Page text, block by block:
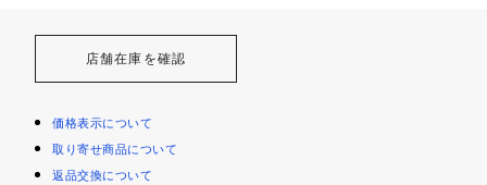
店舗在庫を確認
価格表示について
取り寄せ商品について
返品交換について